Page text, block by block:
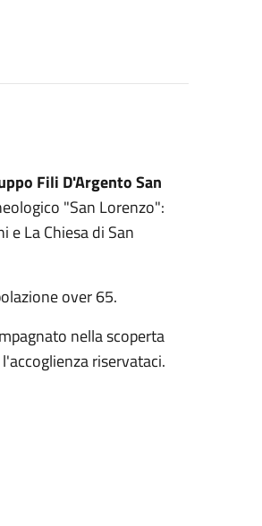
Fili D'Argento San
"San Lorenzo":
La Chiesa di San
over 65.
nella scoperta
riservataci.